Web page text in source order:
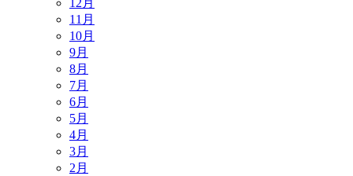
11月
10月
9月
8月
7月
6月
5月
4月
3月
2月